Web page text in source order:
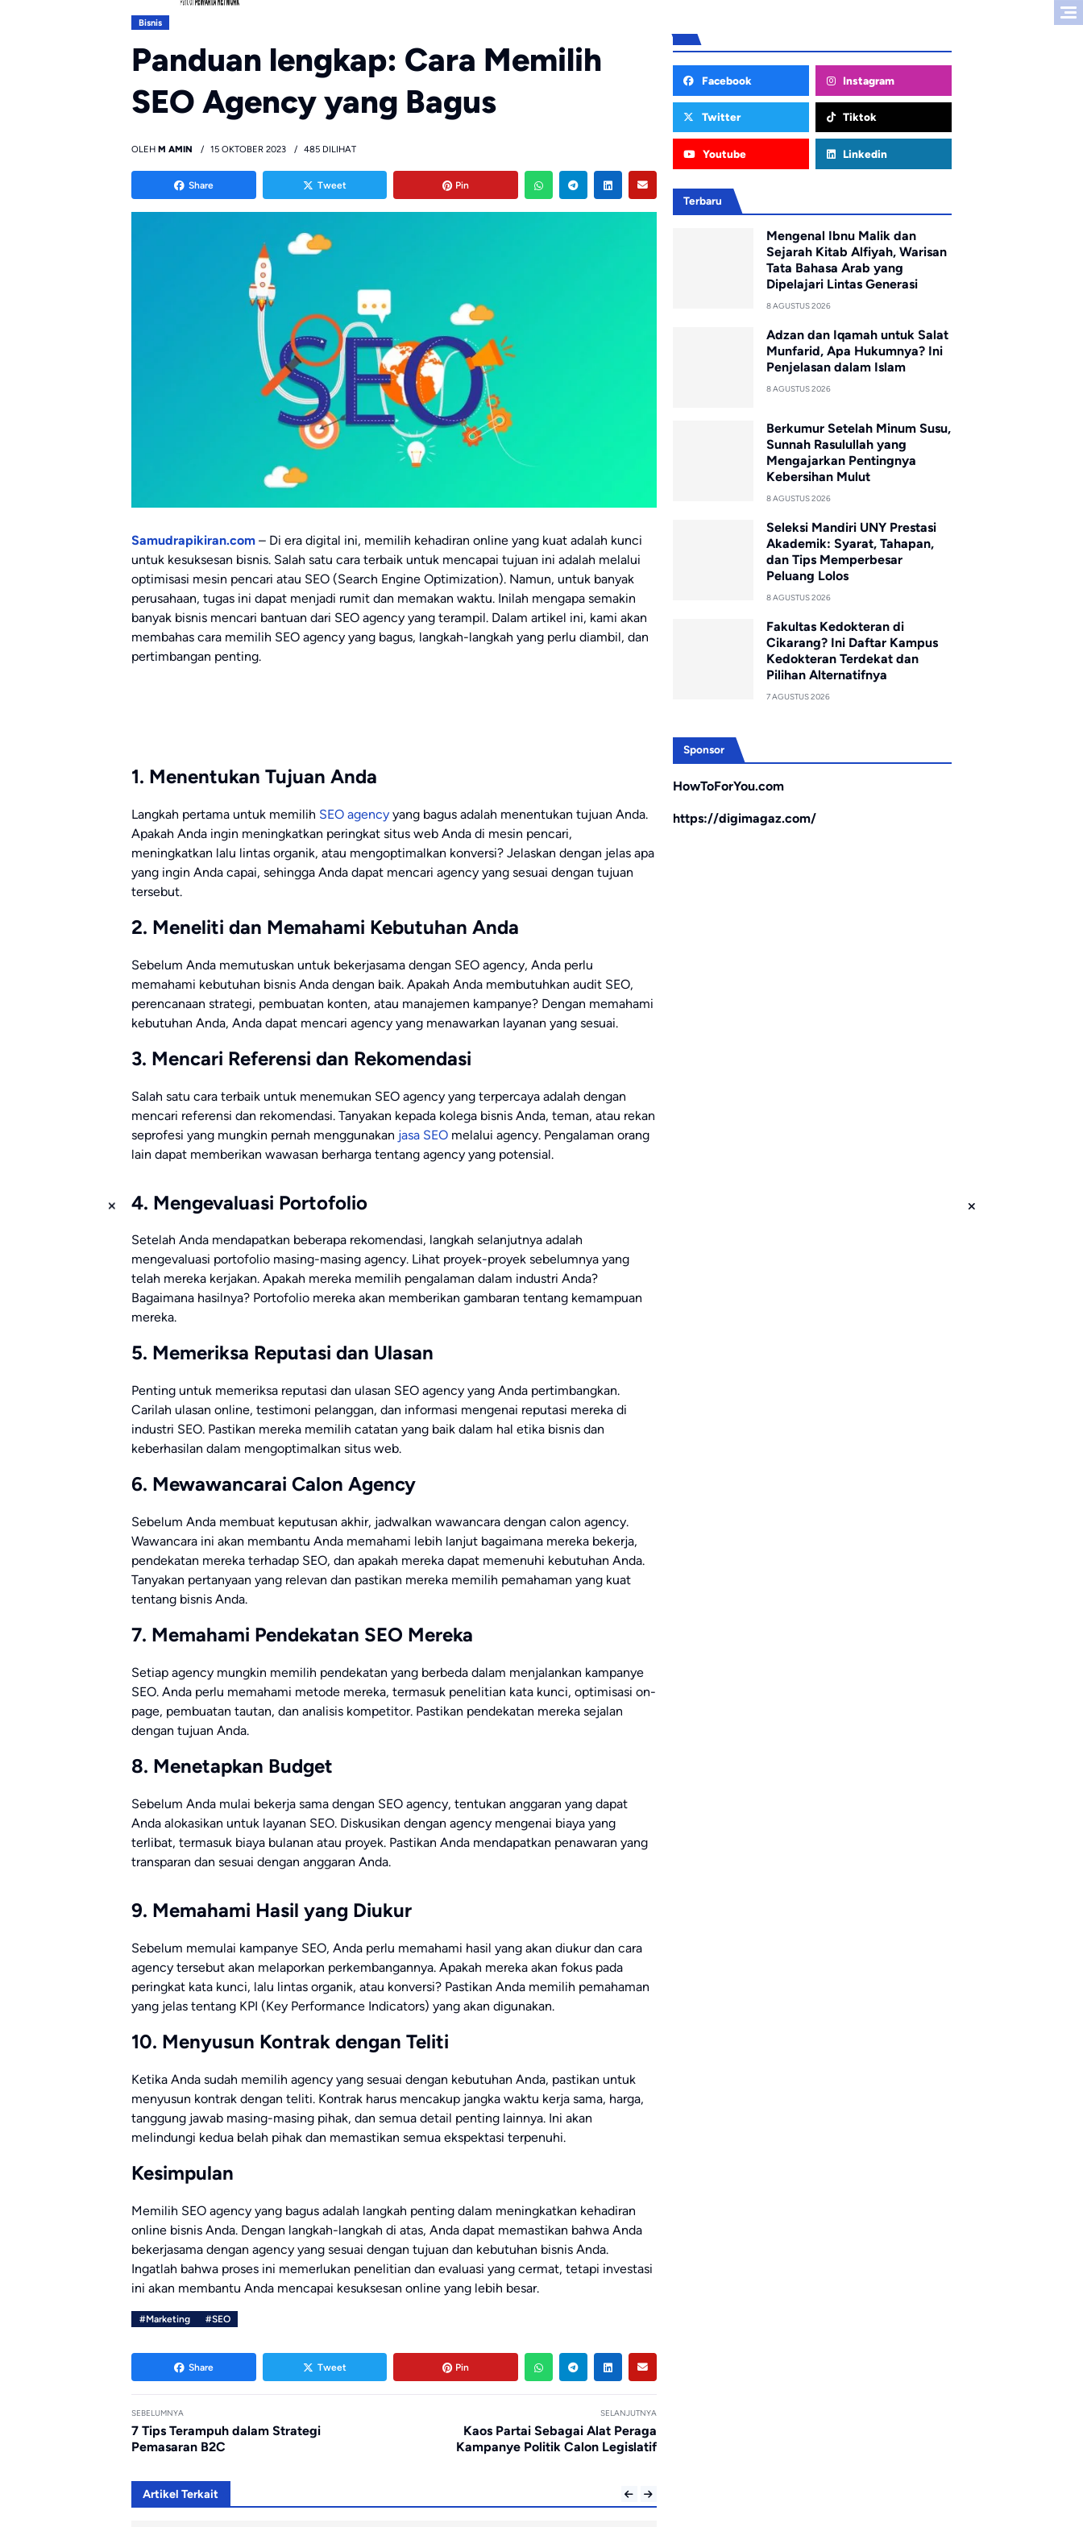
Bisnis
Panduan lengkap: Cara Memilih
SEO Agency yang Bagus
OLEH M AMIN 15 OKTOBER 2023 485 DILIHAT
Share Tweet Pin
Samudrapikiran.com – Di era digital ini, memilih kehadiran online yang kuat adalah kunci
untuk kesuksesan bisnis. Salah satu cara terbaik untuk mencapai tujuan ini adalah melalui
optimisasi mesin pencari atau SEO (Search Engine Optimization). Namun, untuk banyak
perusahaan, tugas ini dapat menjadi rumit dan memakan waktu. Inilah mengapa semakin
banyak bisnis mencari bantuan dari SEO agency yang terampil. Dalam artikel ini, kami akan
membahas cara memilih SEO agency yang bagus, langkah-langkah yang perlu diambil, dan
pertimbangan penting.
1. Menentukan Tujuan Anda
Langkah pertama untuk memilih SEO agency yang bagus adalah menentukan tujuan Anda.
Apakah Anda ingin meningkatkan peringkat situs web Anda di mesin pencari,
meningkatkan lalu lintas organik, atau mengoptimalkan konversi? Jelaskan dengan jelas apa
yang ingin Anda capai, sehingga Anda dapat mencari agency yang sesuai dengan tujuan
tersebut.
2. Meneliti dan Memahami Kebutuhan Anda
Sebelum Anda memutuskan untuk bekerjasama dengan SEO agency, Anda perlu
memahami kebutuhan bisnis Anda dengan baik. Apakah Anda membutuhkan audit SEO,
perencanaan strategi, pembuatan konten, atau manajemen kampanye? Dengan memahami
kebutuhan Anda, Anda dapat mencari agency yang menawarkan layanan yang sesuai.
3. Mencari Referensi dan Rekomendasi
Salah satu cara terbaik untuk menemukan SEO agency yang terpercaya adalah dengan
mencari referensi dan rekomendasi. Tanyakan kepada kolega bisnis Anda, teman, atau rekan
seprofesi yang mungkin pernah menggunakan jasa SEO melalui agency. Pengalaman orang
lain dapat memberikan wawasan berharga tentang agency yang potensial.
4. Mengevaluasi Portofolio
Setelah Anda mendapatkan beberapa rekomendasi, langkah selanjutnya adalah
mengevaluasi portofolio masing-masing agency. Lihat proyek-proyek sebelumnya yang
telah mereka kerjakan. Apakah mereka memilih pengalaman dalam industri Anda?
Bagaimana hasilnya? Portofolio mereka akan memberikan gambaran tentang kemampuan
mereka.
5. Memeriksa Reputasi dan Ulasan
Penting untuk memeriksa reputasi dan ulasan SEO agency yang Anda pertimbangkan.
Carilah ulasan online, testimoni pelanggan, dan informasi mengenai reputasi mereka di
industri SEO. Pastikan mereka memilih catatan yang baik dalam hal etika bisnis dan
keberhasilan dalam mengoptimalkan situs web.
6. Mewawancarai Calon Agency
Sebelum Anda membuat keputusan akhir, jadwalkan wawancara dengan calon agency.
Wawancara ini akan membantu Anda memahami lebih lanjut bagaimana mereka bekerja,
pendekatan mereka terhadap SEO, dan apakah mereka dapat memenuhi kebutuhan Anda.
Tanyakan pertanyaan yang relevan dan pastikan mereka memilih pemahaman yang kuat
tentang bisnis Anda.
7. Memahami Pendekatan SEO Mereka
Setiap agency mungkin memilih pendekatan yang berbeda dalam menjalankan kampanye
SEO. Anda perlu memahami metode mereka, termasuk penelitian kata kunci, optimisasi on-
page, pembuatan tautan, dan analisis kompetitor. Pastikan pendekatan mereka sejalan
dengan tujuan Anda.
8. Menetapkan Budget
Sebelum Anda mulai bekerja sama dengan SEO agency, tentukan anggaran yang dapat
Anda alokasikan untuk layanan SEO. Diskusikan dengan agency mengenai biaya yang
terlibat, termasuk biaya bulanan atau proyek. Pastikan Anda mendapatkan penawaran yang
transparan dan sesuai dengan anggaran Anda.
9. Memahami Hasil yang Diukur
Sebelum memulai kampanye SEO, Anda perlu memahami hasil yang akan diukur dan cara
agency tersebut akan melaporkan perkembangannya. Apakah mereka akan fokus pada
peringkat kata kunci, lalu lintas organik, atau konversi? Pastikan Anda memilih pemahaman
yang jelas tentang KPI (Key Performance Indicators) yang akan digunakan.
10. Menyusun Kontrak dengan Teliti
Ketika Anda sudah memilih agency yang sesuai dengan kebutuhan Anda, pastikan untuk
menyusun kontrak dengan teliti. Kontrak harus mencakup jangka waktu kerja sama, harga,
tanggung jawab masing-masing pihak, dan semua detail penting lainnya. Ini akan
melindungi kedua belah pihak dan memastikan semua ekspektasi terpenuhi.
Kesimpulan
Memilih SEO agency yang bagus adalah langkah penting dalam meningkatkan kehadiran
online bisnis Anda. Dengan langkah-langkah di atas, Anda dapat memastikan bahwa Anda
bekerjasama dengan agency yang sesuai dengan tujuan dan kebutuhan bisnis Anda.
Ingatlah bahwa proses ini memerlukan penelitian dan evaluasi yang cermat, tetapi investasi
ini akan membantu Anda mencapai kesuksesan online yang lebih besar.
#Marketing #SEO
Share Tweet Pin
SEBELUMNYA
7 Tips Terampuh dalam Strategi
Pemasaran B2C
SELANJUTNYA
Kaos Partai Sebagai Alat Peraga
Kampanye Politik Calon Legislatif
Artikel Terkait
Facebook Instagram
Twitter Tiktok
Youtube Linkedin
Terbaru
Mengenal Ibnu Malik dan
Sejarah Kitab Alfiyah, Warisan
Tata Bahasa Arab yang
Dipelajari Lintas Generasi
8 AGUSTUS 2026
Adzan dan Iqamah untuk Salat
Munfarid, Apa Hukumnya? Ini
Penjelasan dalam Islam
8 AGUSTUS 2026
Berkumur Setelah Minum Susu,
Sunnah Rasulullah yang
Mengajarkan Pentingnya
Kebersihan Mulut
8 AGUSTUS 2026
Seleksi Mandiri UNY Prestasi
Akademik: Syarat, Tahapan,
dan Tips Memperbesar
Peluang Lolos
8 AGUSTUS 2026
Fakultas Kedokteran di
Cikarang? Ini Daftar Kampus
Kedokteran Terdekat dan
Pilihan Alternatifnya
7 AGUSTUS 2026
Sponsor
HowToForYou.com
https://digimagaz.com/